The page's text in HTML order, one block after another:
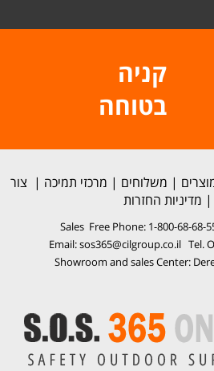
קניה
בטוחה
| משלוחים | מרכזי תמיכה | צור
| מדיניות החזרות
Sales Free Phone: 1-800-68-68-
Email: sos365@cilgroup.co.il Tel.
Showroom and sales Center: